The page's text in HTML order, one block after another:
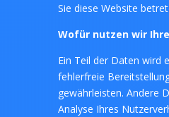
Sie diese Website
Wofür nutzen wir
Ein Teil der Daten wird
fehlerfreie
gewährleisten. Andere
Analyse Ihres